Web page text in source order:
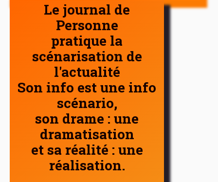
Le journal de
Personne
pratique la
scénarisation de
l'actualité
Son info est une info
scénario,
son drame : une
dramatisation
et sa réalité : une
réalisation.